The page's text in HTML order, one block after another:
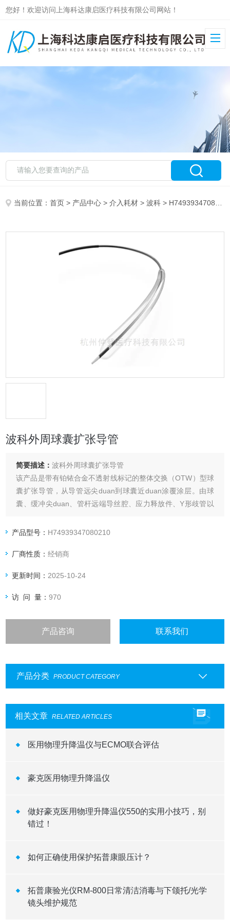
您好！欢迎访问上海科达康启医疗科技有限公司网站！
当前位置：首页 > 产品中心 >介入耗材 >波科 > H74939347080210波科外周球囊扩张导管
波科外周球囊扩张导管
简要描述：波科外周球囊扩张导管
该产品是带有铂铱合金不透射线标记的整体交换（OTW）型球
囊扩张导管，从导管远尖duan到球囊近duan涂覆涂层。由球
囊、缓冲尖duan、管杆远端导丝腔、应力释放件、Y形歧管以
3年。
产品型号： H74939347080210
厂商性质：经销商
更新时间： 2025-10-24
访 问 量：970
产品咨询 联系我们
产品分类 PRODUCT CATEGORY
相关文章 RELATED ARTICLES
医用物理升降温仪与ECMO联合评估
豪克医用物理升降温仪
做好豪克医用物理升降温仪550的实用小技巧，别
错过！
如何正确使用保护拓普康眼压计？
拓普康验光仪RM-800日常清洁消毒与下颌托/光学
镜头维护规范